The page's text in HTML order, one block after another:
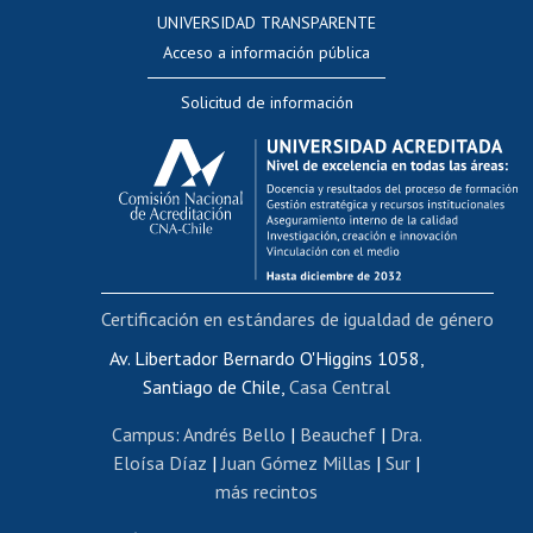
Evaluación docente
Calificación académica
Postulación al AUCAI
Funcionarias/os
Cursos internos de capacitación
Bienestar del personal
Portal de movilidad interna
Certificado de renta
Certificado de renta honorarios
Editar páginas blancas
Extranjeras/os
UNIVERSIDAD TRANSPARENTE
Acceso a información pública
Solicitud de información
Av. Libertador Bernardo O'Higgins 1058,
Santiago de Chile, Casa Central
Campus: Andrés Bello | Beauchef| Dra.
Eloísa Díaz | Juan Gómez Millas | Sur |
más recintos
Certificación en estándares de igualdad de género